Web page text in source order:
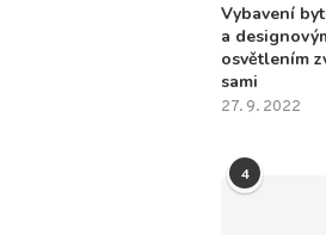
Vybavení
a
osvětlením
sami
27. 9. 2022
4